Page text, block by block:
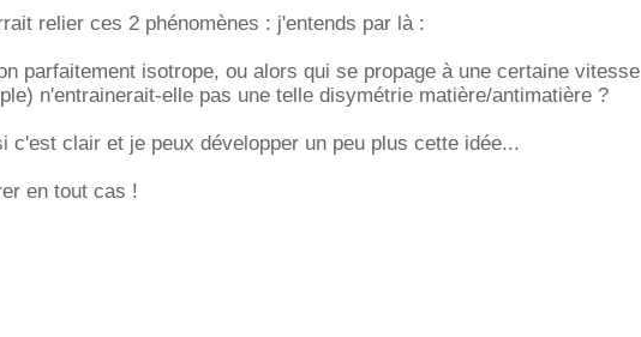
relier ces 2 phénomènes : j'entends par là :
parfaitement isotrope, ou alors qui se propage à une certaine vitesse
n'entrainerait-elle pas une telle disymétrie matière/antimatière ?
c'est clair et je peux développer un peu plus cette idée...
en tout cas !